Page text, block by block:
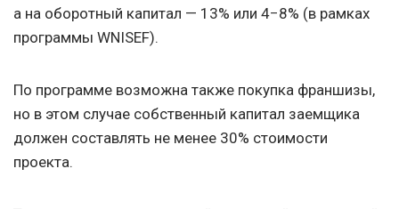
а на оборотный капитал — 13% или 4−8% (в рамках
программы WNISEF).
По программе возможна также покупка франшизы,
но в этом случае собственный капитал заемщика
должен составлять не менее 30% стоимости
проекта.